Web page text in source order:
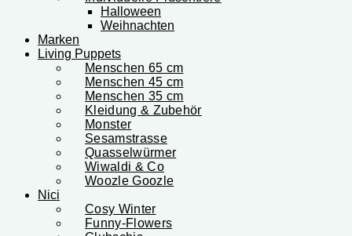
Halloween
Weihnachten
Marken
Living Puppets
Menschen 65 cm
Menschen 45 cm
Menschen 35 cm
Kleidung & Zubehör
Monster
Sesamstrasse
Quasselwürmer
Wiwaldi & Co
Woozle Goozle
Nici
Cosy Winter
Funny-Flowers